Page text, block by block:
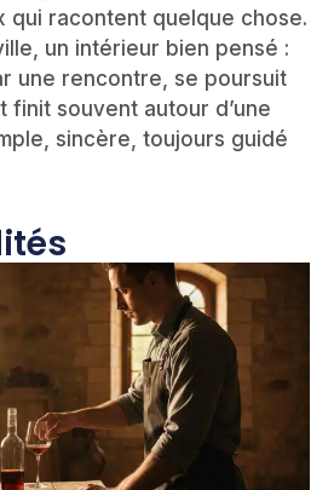
qui racontent quelque chose.
un intérieur bien pensé :
une rencontre, se poursuit
finit souvent autour d’une
sincère, toujours guidé